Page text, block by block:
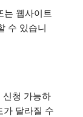
는 웹사이트
수 있습니
신청 가능하
가 달라질 수